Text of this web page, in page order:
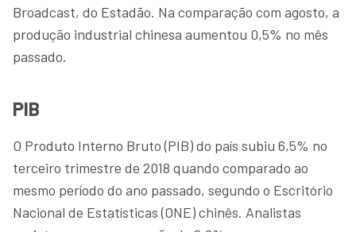
Broadcast, do Estadão. Na comparação com agosto, a
produção industrial chinesa aumentou 0,5% no mês
passado.
PIB
O Produto Interno Bruto (PIB) do país subiu 6,5% no
terceiro trimestre de 2018 quando comparado ao
mesmo período do ano passado, segundo o Escritório
Nacional de Estatísticas (ONE) chinês. Analistas